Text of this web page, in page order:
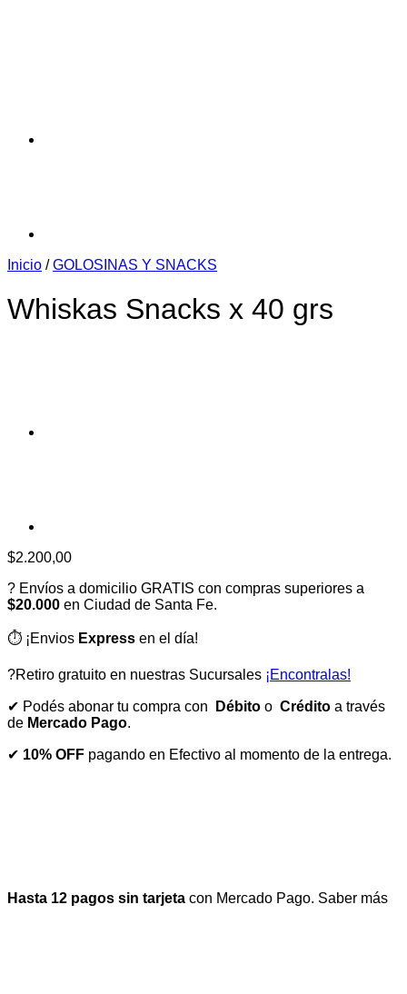
Inicio / GOLOSINAS Y SNACKS
Whiskas Snacks x 40 grs
$2.200,00
? Envíos a domicilio GRATIS con compras superiores a
$20.000 en Ciudad de Santa Fe.
⏱️ ¡Envios Express en el día!
?Retiro gratuito en nuestras Sucursales ¡Encontralas!
✔ Podés abonar tu compra con Débito o Crédito a través
de Mercado Pago.
✔ 10% OFF pagando en Efectivo al momento de la entrega.
Hasta 12 pagos sin tarjeta con Mercado Pago. Saber más